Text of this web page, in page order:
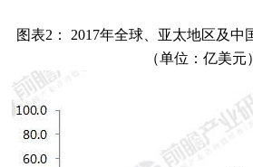
图表2： 2017年全球、亚太地区及中
（单位：亿美元）